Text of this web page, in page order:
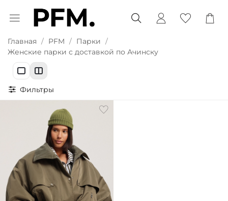
Главная PFM
Парки
Женские парки с доставкой по Ачинску
Фильтры